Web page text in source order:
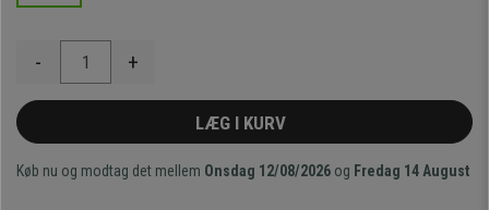
- +
LÆG I KURV
Køb nu og modtag det mellem Onsdag 12/08/2026 og Fredag 14 August